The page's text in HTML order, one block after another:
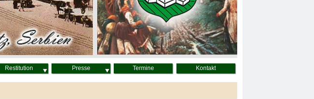
Restitution Presse Termine Kontakt